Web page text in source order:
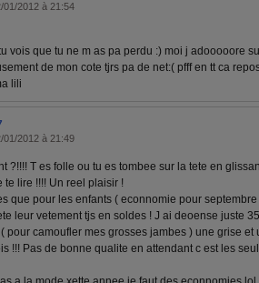
01/2012 à 21:54
vois que tu ne m as pa perdu :) moi j adooooore
de mon cote tjrs pa de net:( pfff en tt ca
lili
01/2012 à 21:49
?!!!! T es folle ou tu es tombee sur la tete en
te lire !!!! Un reel plaisir !
que pour les enfants ( econnomie pour septembre
leur vetement tjs en soldes ! J ai deoense juste
pour camoufler mes grosses jambes ) une grise et
!!! Pas de bonne qualite en attendant c est les